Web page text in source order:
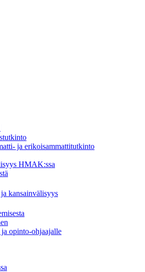
ja erikoisammattitutkinto
HMAK:ssa
kansainvälisyys
opinto-ohjaajalle